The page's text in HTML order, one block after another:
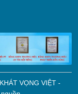
VỌNG VIỆT -